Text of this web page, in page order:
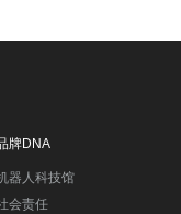
牌DNA
器人科技馆
会责任